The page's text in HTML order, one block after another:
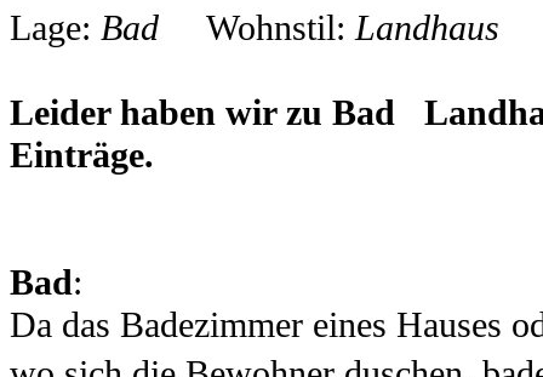
Lage: Bad Wohnstil:Landhaus
Leider haben wir zu Bad
Einträge.
Bad:
Da das Badezimmer eines Hauses